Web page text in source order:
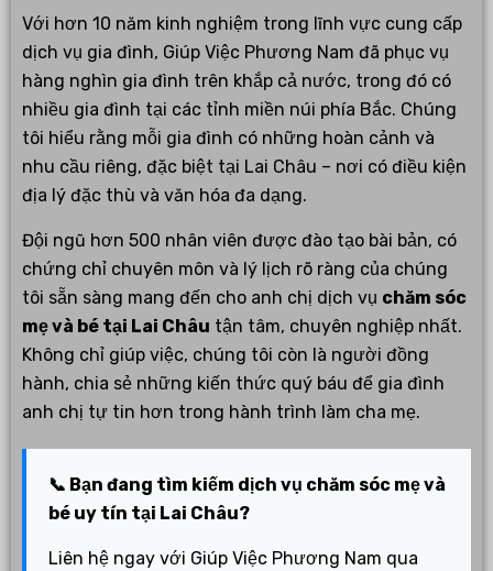
Với hơn 10 năm kinh nghiệm trong lĩnh vực cung cấp
dịch vụ gia đình, Giúp Việc Phương Nam đã phục vụ
hàng nghìn gia đình trên khắp cả nước, trong đó có
nhiều gia đình tại các tỉnh miền núi phía Bắc. Chúng
tôi hiểu rằng mỗi gia đình có những hoàn cảnh và
nhu cầu riêng, đặc biệt tại Lai Châu – nơi có điều kiện
địa lý đặc thù và văn hóa đa dạng.
Đội ngũ hơn 500 nhân viên được đào tạo bài bản, có
chứng chỉ chuyên môn và lý lịch rõ ràng của chúng
tôi sẵn sàng mang đến cho anh chị dịch vụ chăm sóc
mẹ và bé tại Lai Châu tận tâm, chuyên nghiệp nhất.
Không chỉ giúp việc, chúng tôi còn là người đồng
hành, chia sẻ những kiến thức quý báu để gia đình
anh chị tự tin hơn trong hành trình làm cha mẹ.
📞 Bạn đang tìm kiếm dịch vụ chăm sóc mẹ và
bé uy tín tại Lai Châu?
Liên hệ ngay với Giúp Việc Phương Nam qua